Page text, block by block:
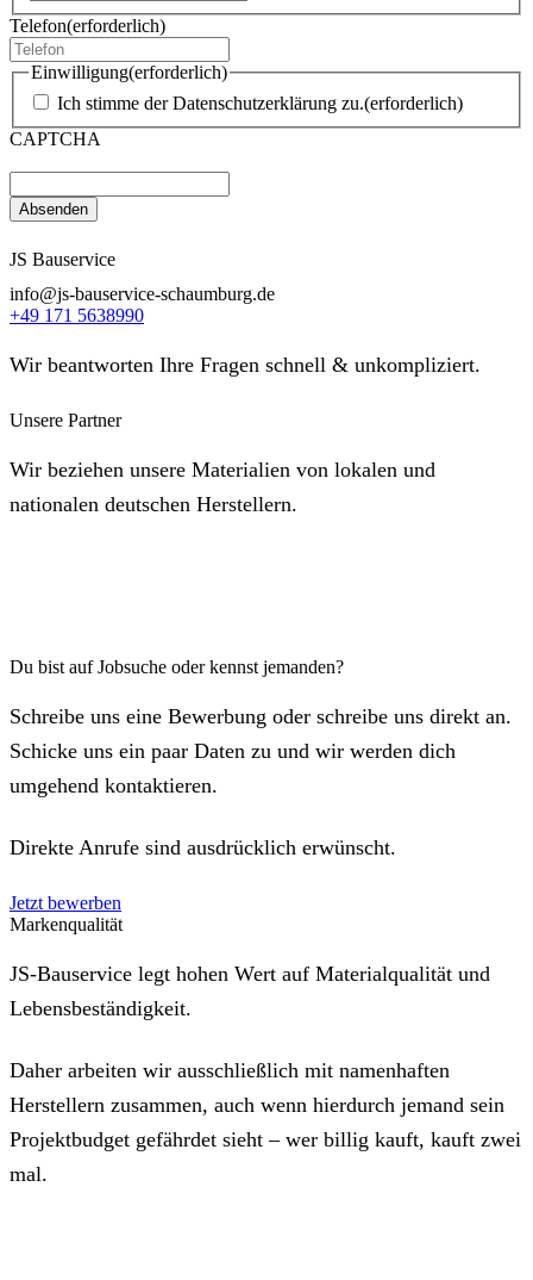
Telefon(erforderlich)
Einwilligung(erforderlich)
Ich stimme der Datenschutzerklärung zu.(erforderlich)
CAPTCHA
JS Bauservice
info@js-bauservice-schaumburg.de
+49 171 5638990
Wir beantworten Ihre Fragen schnell & unkompliziert.
Unsere Partner
Wir beziehen unsere Materialien von lokalen und
nationalen deutschen Herstellern.
Du bist auf Jobsuche oder kennst jemanden?
Schreibe uns eine Bewerbung oder schreibe uns direkt an.
Schicke uns ein paar Daten zu und wir werden dich
umgehend kontaktieren.
Direkte Anrufe sind ausdrücklich erwünscht.
Jetzt bewerben
Markenqualität
JS-Bauservice legt hohen Wert auf Materialqualität und
Lebensbeständigkeit.
Daher arbeiten wir ausschließlich mit namenhaften
Herstellern zusammen, auch wenn hierdurch jemand sein
Projektbudget gefährdet sieht – wer billig kauft, kauft zwei
mal.